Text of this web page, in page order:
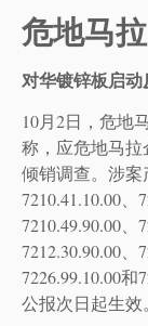
危地马拉
对华镀锌板启
10月2日，危地
称，应危地马
倾销调查。涉案
7210.41.10.00、
7210.49.90.00、
7212.30.90.00、
7226.99.10.00
公报次日起生效。